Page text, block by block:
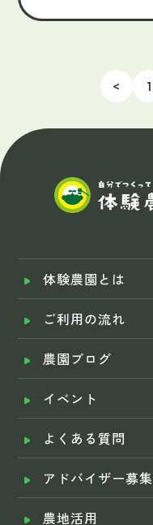
< 1
体験農園とは
ご利用の流れ
農園ブログ
イベント
よくある質問
アドバイザー募集
農地活用